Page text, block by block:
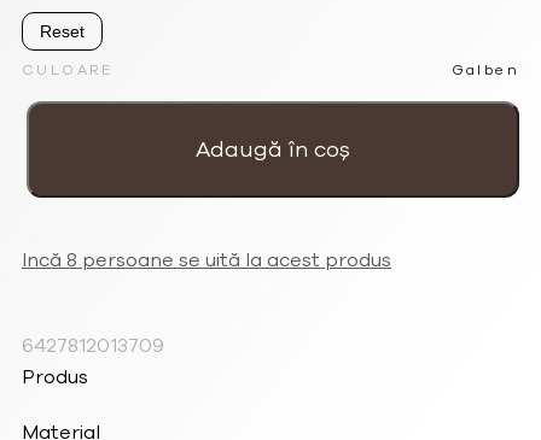
CULOARE Galben
Reset
Cantitate
telefon
Adaugă în coș
Incă 8 persoane se uită la acest produs
6427812013709
Produs
Material